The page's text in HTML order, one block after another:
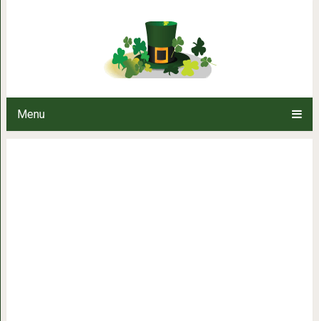
Menu
Ты — мама школьника и всё